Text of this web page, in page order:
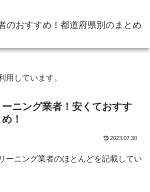
のおすすめ！都道府県別のまとめ
用しています。
ニング業者！安くておすす
！
2023.07.30
ーニング業者のほとんどを記載してい